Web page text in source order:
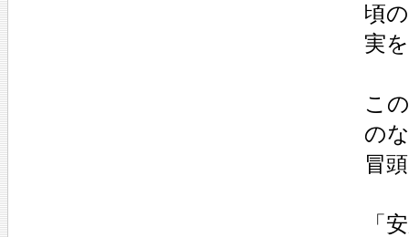
頃
実
こ
の
冒
「